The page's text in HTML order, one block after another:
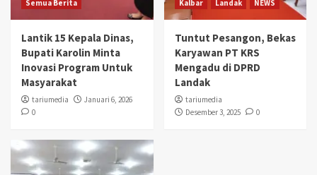
Semua Berita
Lantik 15 Kepala Dinas,
Bupati Karolin Minta
Inovasi Program Untuk
Masyarakat
tariumedia
Januari 6, 2026
0
Kalbar Landak NEWS
Tuntut Pesangon, Bekas
Karyawan PT KRS
Mengadu di DPRD
Landak
tariumedia
Desember 3, 2025
0